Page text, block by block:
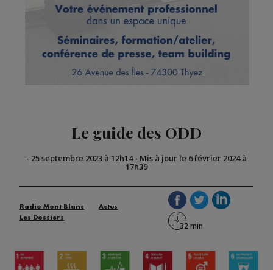
Le guide des ODD
- 25 septembre 2023 à 12h14- Mis à jour le 6 février 2024 à
17h39
Radio Mont Blanc
Actus
Les Dossiers